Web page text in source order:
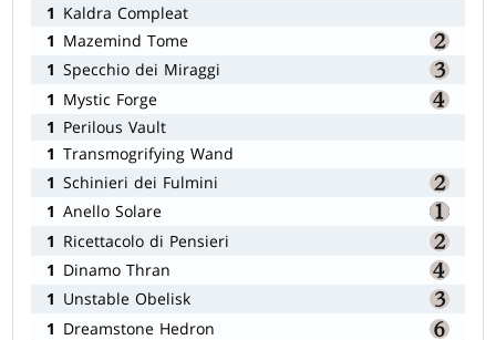
1 Kaldra Compleat
1 Mazemind Tome
1 Specchio dei Miraggi
1 Mystic Forge
1 Perilous Vault
1 Transmogrifying Wand
1 Schinieri dei Fulmini
1 Anello Solare
1 Ricettacolo di Pensieri
1 Dinamo Thran
1 Unstable Obelisk
1 Dreamstone Hedron